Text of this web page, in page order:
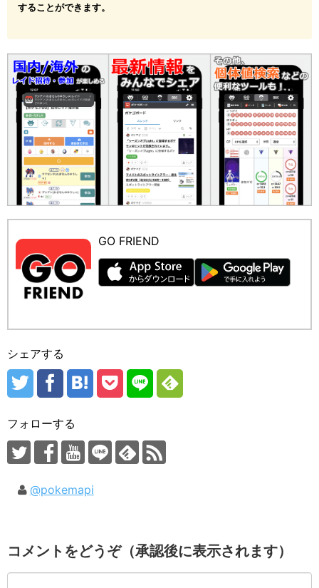
することができます。
GO FRIEND
シェアする
フォローする
@pokemapi
コメントをどうぞ（承認後に表示されます）